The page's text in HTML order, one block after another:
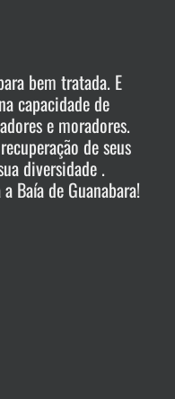
bem tratada. E
capacidade de
e moradores.
de seus
diversidade .
Baía de Guanabara!